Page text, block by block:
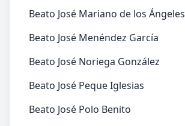
Beato José Mariano de los Ángeles
Beato José Menéndez García
Beato José Noriega González
Beato José Peque Iglesias
Beato José Polo Benito